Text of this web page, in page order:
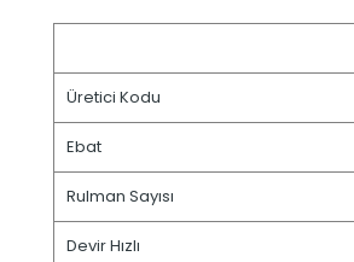
Üretici Kodu
Ebat
Rulman Sayısı
Devir Hızlı